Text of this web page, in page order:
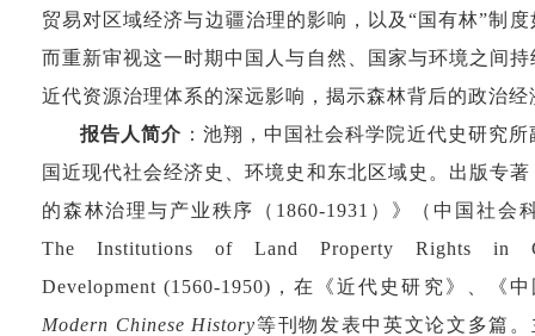
贸易对区域经济与边疆治理的影响，以及“国有林”制
而重新审视这一时期中国人与自然、国家与环境之间
近代资源治理体系的深远影响，揭示森林背后的政治经
报告人简介 ：池翔，中国社会科学院近代史研究
国近现代社会经济史、环境史和东北区域史。出版专
的森林治理与产业秩序（1860-1931）》（中国社会
The Institutions of Land Property Rights in
Development (1560-1950)，在《近代史研究》、《
Modern Chinese History等刊物发表中英文论文多篇